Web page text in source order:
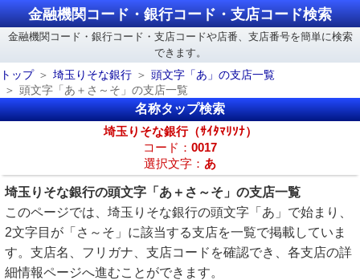
金融機関コード・銀行コード・支店コード検索
金融機関コード・銀行コード・支店コードや店番、支店番号を簡単に検索
できます。
トップ
埼玉りそな銀行
頭文字「あ」の支店一覧
頭文字「あ＋さ～そ」の支店一覧
名称タップ検索
埼玉りそな銀行（ｻｲﾀﾏﾘｿﾅ）
コード： 0017
選択文字： あ
埼玉りそな銀行の頭文字「あ＋さ～そ」の支店一覧
このページでは、埼玉りそな銀行の頭文字「あ」で始まり、
2文字目が「さ～そ」に該当する支店を一覧で掲載していま
す。支店名、フリガナ、支店コードを確認でき、各支店の詳
細情報ページへ進むことができます。